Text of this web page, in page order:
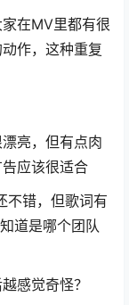
在MV里都有很
作，这种重复
亮，但有点肉
应该很适合
不错，但歌词有
道是哪个团队
感觉奇怪？